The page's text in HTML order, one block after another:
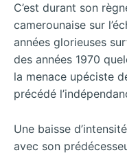
C’est durant son
camerounaise sur
années glorieuses
des années 1970
la menace upéciste
précédé
Une baisse
avec son